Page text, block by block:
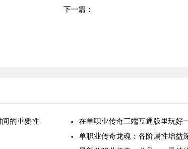
下一篇：
的重要性
在单职业传奇三端互通版里玩好
单职业传奇龙魂：各阶属性增益